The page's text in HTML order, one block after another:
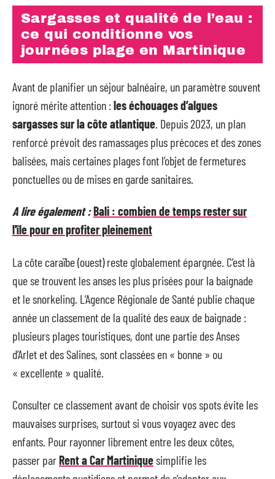
Sargasses et qualité de l’eau :
ce qui conditionne vos
journées plage en Martinique
Avant de planifier un séjour balnéaire, un paramètre souvent
ignoré mérite attention :les échouages d’algues
sargasses sur la côte atlantique . Depuis 2023, un plan
renforcé prévoit des ramassages plus précoces et des zones
balisées, mais certaines plages font l’objet de fermetures
ponctuelles ou de mises en garde sanitaires.
A lire également :Bali : combien de temps rester sur
l'île pour en profiter pleinement
La côte caraïbe (ouest) reste globalement épargnée. C’est là
que se trouvent les anses les plus prisées pour la baignade
et le snorkeling. L’Agence Régionale de Santé publie chaque
année un classement de la qualité des eaux de baignade :
plusieurs plages touristiques, dont une partie des Anses
d’Arlet et des Salines, sont classées en « bonne » ou
« excellente » qualité.
Consulter ce classement avant de choisir vos spots évite les
mauvaises surprises, surtout si vous voyagez avec des
enfants. Pour rayonner librement entre les deux côtes,
passer parRent a Car Martiniquesimplifie les